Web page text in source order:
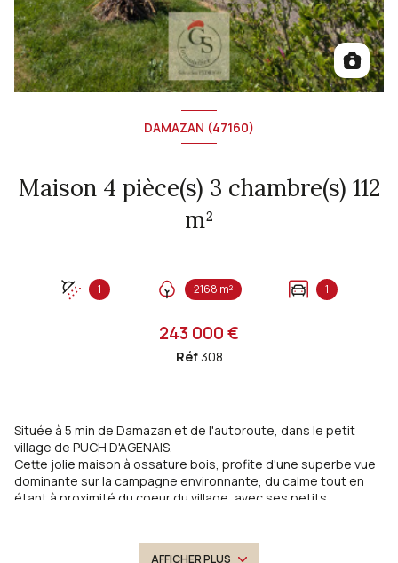
DAMAZAN (47160)
Maison 4 pièce(s) 3 chambre(s) 112
m²
1 2168 m² 1
243 000 €
Réf 308
Située à 5 min de Damazan et de l'autoroute, dans le petit
village de PUCH D'AGENAIS.
Cette jolie maison à ossature bois, profite d'une superbe vue
dominante sur la campagne environnante, du calme tout en
étant à proximité du coeur du village, avec ses petits
AFFICHER PLUS